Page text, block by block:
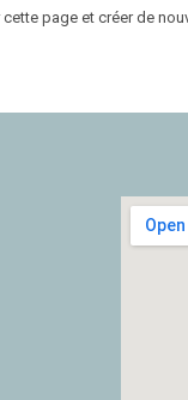
page et créer de